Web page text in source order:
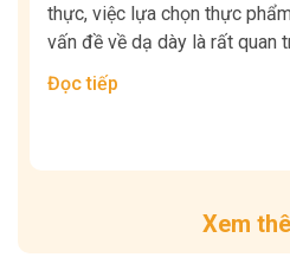
thực, việc lựa chọn thực
vấn đề về dạ dày là rất quan
Đọc tiếp
Xem